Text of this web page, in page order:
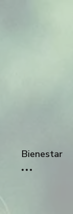
Bienestar